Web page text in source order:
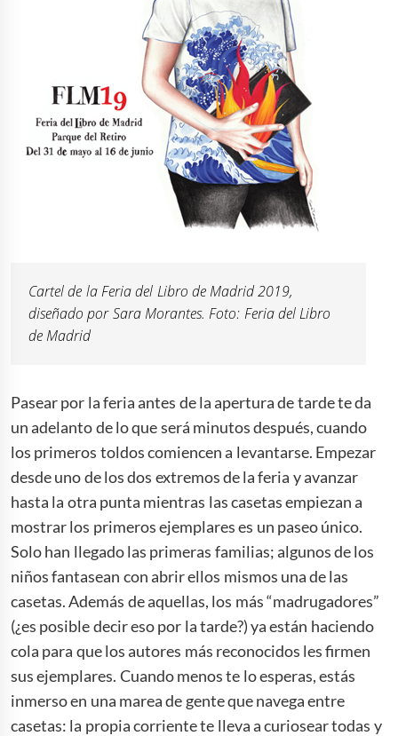
Cartel de la Feria del Libro de Madrid 2019,
diseñado por Sara Morantes. Foto: Feria del Libro
de Madrid
Pasear por la feria antes de la apertura de tarde te da
un adelanto de lo que será minutos después, cuando
los primeros toldos comiencen a levantarse. Empezar
desde uno de los dos extremos de la feria y avanzar
hasta la otra punta mientras las casetas empiezan a
mostrar los primeros ejemplares es un paseo único.
Solo han llegado las primeras familias; algunos de los
niños fantasean con abrir ellos mismos una de las
casetas. Además de aquellas, los más “madrugadores”
(¿es posible decir eso por la tarde?) ya están haciendo
cola para que los autores más reconocidos les firmen
sus ejemplares. Cuando menos te lo esperas, estás
inmerso en una marea de gente que navega entre
casetas: la propia corriente te lleva a curiosear todas y